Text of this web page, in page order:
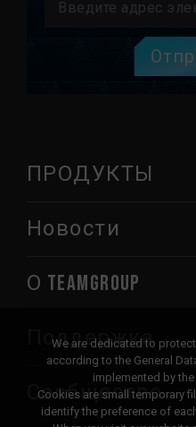
ПРОДУКТЫ
Новости
О TEAMGROUP
Поддержка
Сообщество
We are dedicated to
according to the General
implemented by the
Cookies are small temporary
identify the preference of